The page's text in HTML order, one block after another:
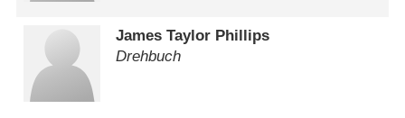
James Taylor Phillips
Drehbuch